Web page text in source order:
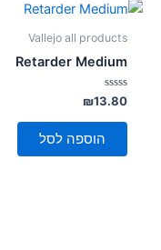
Vallejo all products
Retarder Medium
דורג
0
מתוך
₪13.80
הוספה לסל